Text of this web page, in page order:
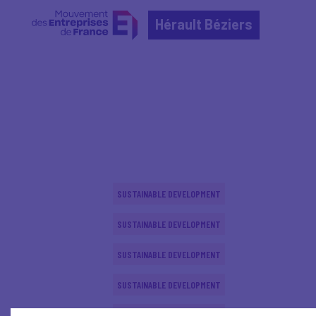
Hérault Béziers
SUSTAINABLE DEVELOPMENT
SUSTAINABLE DEVELOPMENT
SUSTAINABLE DEVELOPMENT
SUSTAINABLE DEVELOPMENT